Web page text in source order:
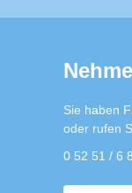
Sie haben
oder rufen
0 52 51 / 6